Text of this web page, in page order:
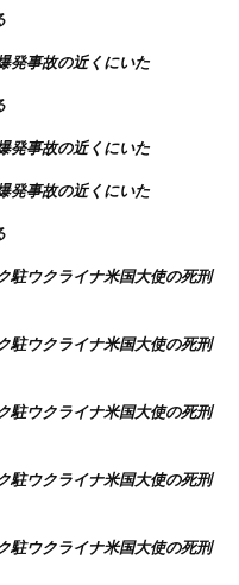
発事故の近くにいた
発事故の近くにいた
発事故の近くにいた
駐ウクライナ米国大使の死刑
駐ウクライナ米国大使の死刑
駐ウクライナ米国大使の死刑
駐ウクライナ米国大使の死刑
駐ウクライナ米国大使の死刑